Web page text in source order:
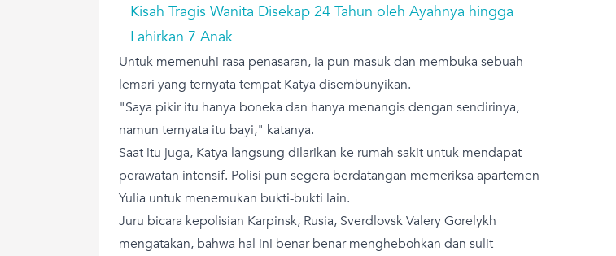
Kisah Tragis Wanita Disekap 24 Tahun oleh Ayahnya hingga
Lahirkan 7 Anak
Untuk memenuhi rasa penasaran, ia pun masuk dan membuka sebuah
lemari yang ternyata tempat Katya disembunyikan.
"Saya pikir itu hanya boneka dan hanya menangis dengan sendirinya,
namun ternyata itu bayi," katanya.
Saat itu juga, Katya langsung dilarikan ke rumah sakit untuk mendapat
perawatan intensif. Polisi pun segera berdatangan memeriksa apartemen
Yulia untuk menemukan bukti-bukti lain.
Juru bicara kepolisian Karpinsk, Rusia, Sverdlovsk Valery Gorelykh
mengatakan, bahwa hal ini benar-benar menghebohkan dan sulit